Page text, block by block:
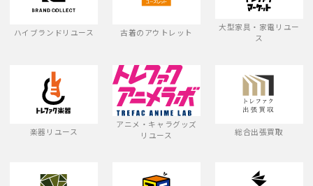
ハイブランドリユース 古着のアウトレット
大型家具・家電リユー
ス
楽器リユース
アニメ・キャラグッズ
リユース
総合出張買取